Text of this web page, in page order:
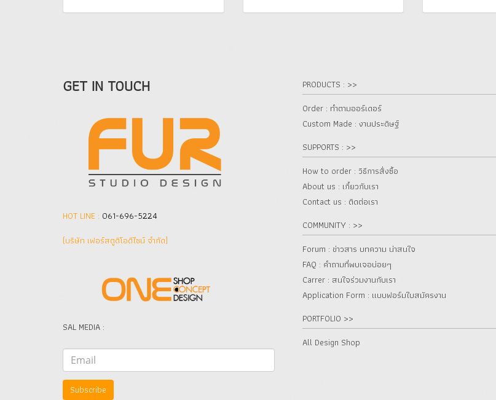
GET IN TOUCH
HOT LINE : 061-696-5224
(บริษัท เฟอร์สตูดิโอดีไซน์ จำกัด]
SAL MEDIA :
Subscribe
PRODUCTS : >>
Order : ทำตามออร์เดอร์
Custom Made : งานประดิษฐ์
SUPPORTS : >>
How to order : วิธีการสั่งซื้อ
About us : เกี๋ยวกับเรา
Contact us : ติดต่อเรา
COMMUNITY : >>
Forum : ข่าวสาร บทความ น่าสนใจ
FAQ : คำถามที่พบเจอบ่อยๆ
Carrer : สนใจร่วมงานกับเรา
Application Form : แบบฟอร์มใบสมัครงาน
PORTFOLIO >>
All Design Shop